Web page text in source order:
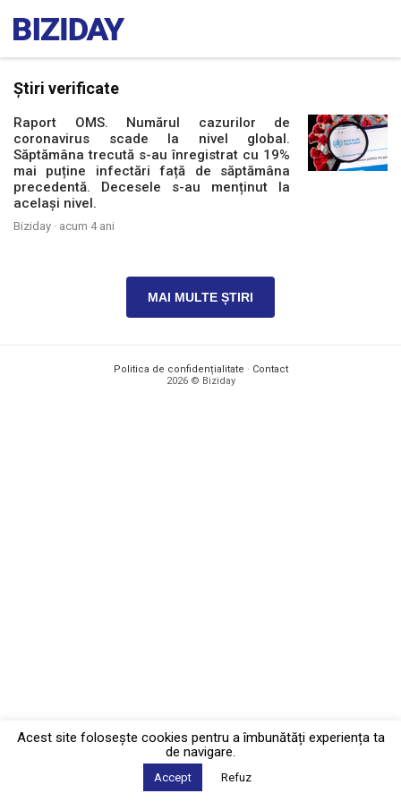
Știri verificate
Raport OMS. Numărul cazurilor de
coronavirus scade la nivel global.
Săptămâna trecută s-au înregistrat cu 19%
mai puține infectări față de săptămâna
precedentă. Decesele s-au menținut la
același nivel.
Biziday · acum 4 ani
MAI MULTE ȘTIRI
Politica de confidențialitate · Contact
2026 © Biziday
Acest site foloseşte cookies pentru a îmbunătăți experiența ta
de navigare.
Accept Refuz